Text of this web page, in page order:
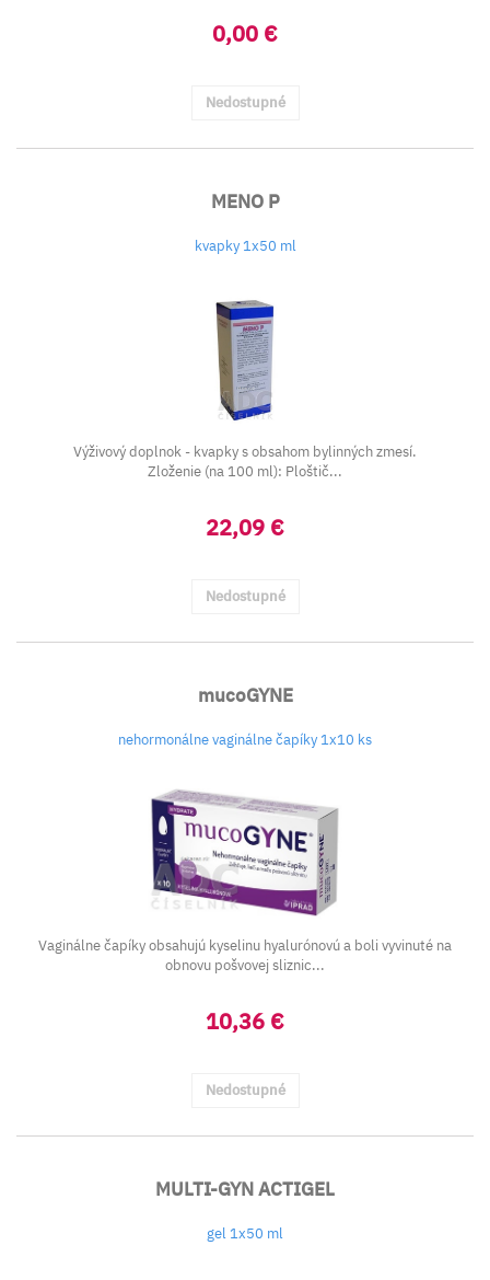
0,00 €
Nedostupné
MENO P
kvapky 1x50 ml
Výživový doplnok - kvapky s obsahom bylinných zmesí.
Zloženie (na 100 ml): Ploštič...
22,09 €
Nedostupné
mucoGYNE
nehormonálne vaginálne čapíky 1x10 ks
Vaginálne čapíky obsahujú kyselinu hyalurónovú a boli vyvinuté na
obnovu pošvovej sliznic...
10,36 €
Nedostupné
MULTI-GYN ACTIGEL
gel 1x50 ml